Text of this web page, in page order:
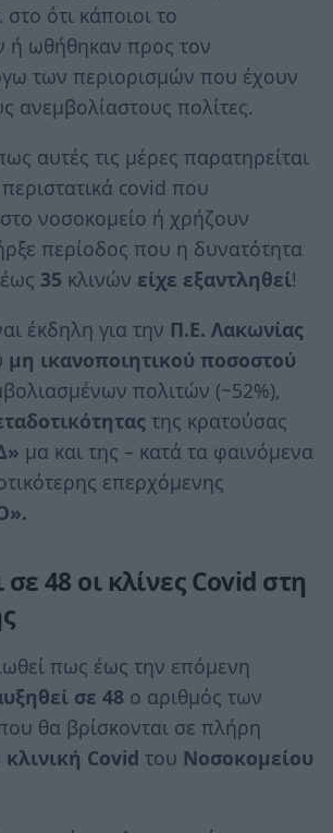
ότι κάποιοι το
ή ωθήθηκαν προς τον
των περιορισμών που έχουν
ανεμβολίαστους πολίτες.
αυτές τις μέρες παρατηρείται
covid που
νοσοκομείο ή χρήζουν
περίοδος που η δυνατότητα
35 κλινών είχε εξαντληθεί!
έκδηλη για την Π.Ε. Λακωνίας
μη ικανοποιητικού ποσοστού
πολιτών (~52%),
της κρατούσας
μα και της – κατά τα φαινόμενα
επερχόμενης
48 οι κλίνεςCovid στη
πως έως την επόμενη
σε 48 ο αριθμός των
θα βρίσκονται σε πλήρη
κλινική Covid του Νοσοκομείου